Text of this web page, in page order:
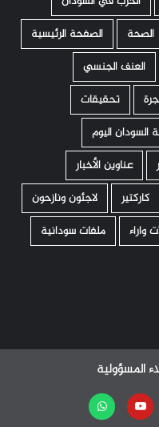
الصحة
الصفحة الرئيسية
العنف الجنسي
تحقيقات
السودان اليوم
عناوين الأخبار
كاركتير
لاجئون ونازحون
واراء
ملفات سودانية
المسؤولية
Youtubeتابعنا